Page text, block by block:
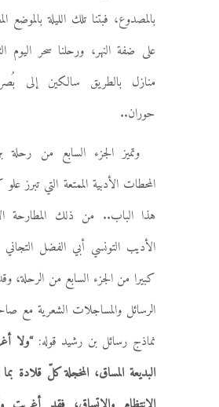
بالمصدوع، فبتنا تلك الليلة بالموضع
على ضفة النهر، ورحلنا سحر اليوم
منازل بالطريق سالكين إلى
حوران..
وتميز الجزء السابع من
المحطات الأدبية الممتعة التي تبرز
هذا الباب.. من ذلك المطارحة
الأديب التونسي أبي الفضل
كبيرا من الجزء السابع من الرحلة،
الرسائل والمساجلات الشعرية مع
نماذج رسائل بن رشيد قوله:“ولا
البديعة المساق، المخجلة كلّ قلادة